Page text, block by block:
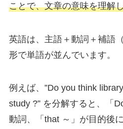
ことで、文章の意味を理解
英語は、主語＋動詞＋補語
形で単語が並んでいます。
例えば、”Do you think
study ?” を分解すると、「
動詞、「that ～」が目的後